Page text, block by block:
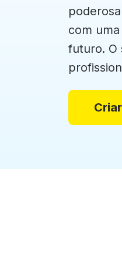
com
futuro. O